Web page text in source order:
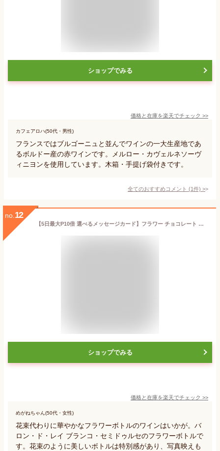
ショップでみる
価格と在庫を楽天でチェック >>
カフェアロハ(50代・男性)
フランスではブルゴーニュと並んでワインの一大生産地であ
るボルドー産の赤ワインです。メルロー・カヴェルネソーヴ
ィニヨンを使用しています。木箱・手提げ袋付きです。
全てのおすすめコメント (1件) >
no. 12
【5日最大P10倍 選べるメッセージカード】フラワー チョコレート 花 ワイン ギフト 白ワイン バロン・ド・レイ ブランコ・セミドゥルセ フラワーボトル リボン化粧箱包装 ソープフラワー 甘口 スペイン 750ml 誕生日 メッセージ
ショップでみる
価格と在庫を楽天でチェック >>
めがねちゃん(50代・女性)
花束代わりに華やかなフラワーボトルのワインはいかが。バ
ロン・ド・レイ ブランコ・セミドゥルセのフラワーボトルで
す。花束のように美しいボトルは特別感があり、写真映えも